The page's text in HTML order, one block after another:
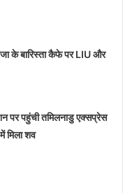
के बारिस्ता कैफे पर LIU और
पर पहुंची तमिलनाडु एक्सप्रेस
मिला शव